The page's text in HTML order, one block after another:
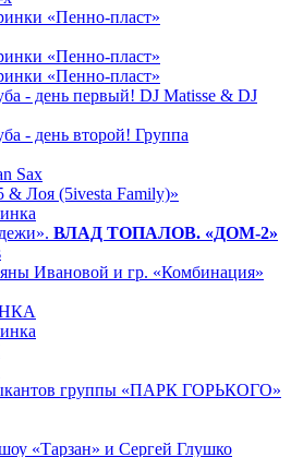
«Пенно-пласт»
«Пенно-пласт»
«Пенно-пласт»
- день первый! DJ Matisse & DJ
- день второй! Группа
Sax
& Лоя (5ivesta Family)»
ВЛАД ТОПАЛОВ. «ДОМ-2»
Ивановой и гр. «Комбинация»
группы «ПАРК ГОРЬКОГО»
«Тарзан» и Сергей Глушко